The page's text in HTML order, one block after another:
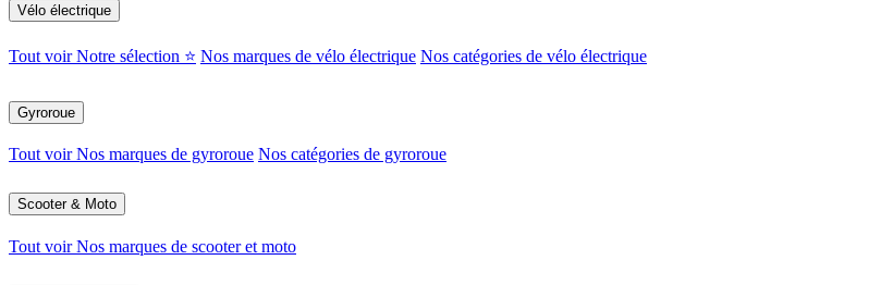
Vélo électrique
Tout voirNotre sélection ⭐ Nos marques de vélo électrique Nos catégories de vélo électrique
Gyroroue
Tout voirNos marques de gyroroue Nos catégories de gyroroue
Scooter & Moto
Tout voirNos marques de scooter et moto